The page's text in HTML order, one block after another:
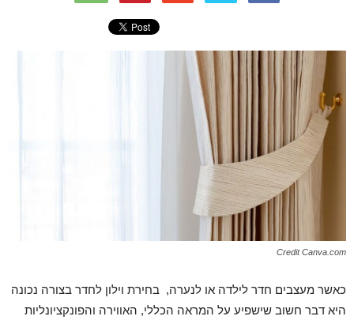
Credit Canva.com
כאשר מעצבים חדר לילדה או לנערה, בחירת וילון לחדר בצורה נכונה
היא דבר חשוב שישפיע על המראה הכללי, האווירה והפונקציונליות